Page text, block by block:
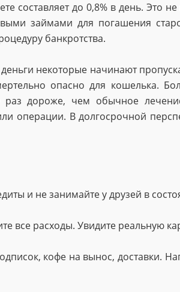
составляет до 0,8% в день. Это
займами для погашения
банкротства.
некоторые начинают
опасно для кошелька.
дороже, чем обычное
операции. В долгосрочной
и не занимайте у друзей в
все расходы. Увидите реальную
кофе на вынос, доставки.